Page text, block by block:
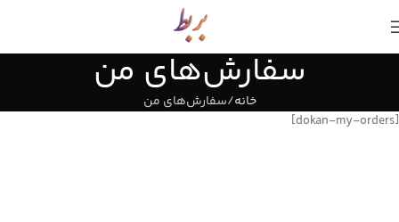
سفارش‌های من
خانه سفارش‌های من
[dokan-my-orders]
ما سالها تجربه را آسان و مناسب عرضه میکنیم.